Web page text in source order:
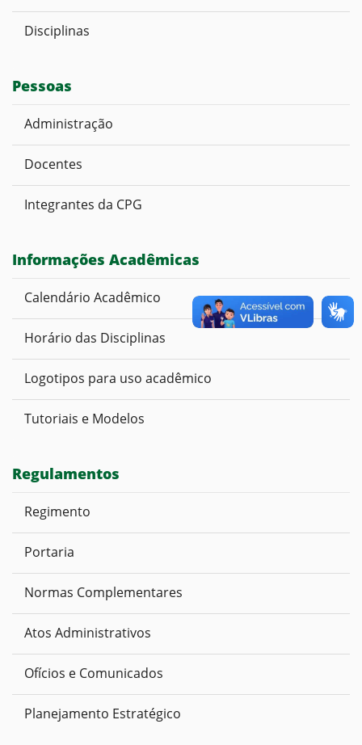
Disciplinas
Pessoas
Administração
Docentes
Integrantes da CPG
Informações Acadêmicas
Calendário Acadêmico
Horário das Disciplinas
Logotipos para uso acadêmico
Tutoriais e Modelos
Regulamentos
Regimento
Portaria
Normas Complementares
Atos Administrativos
Ofícios e Comunicados
Planejamento Estratégico